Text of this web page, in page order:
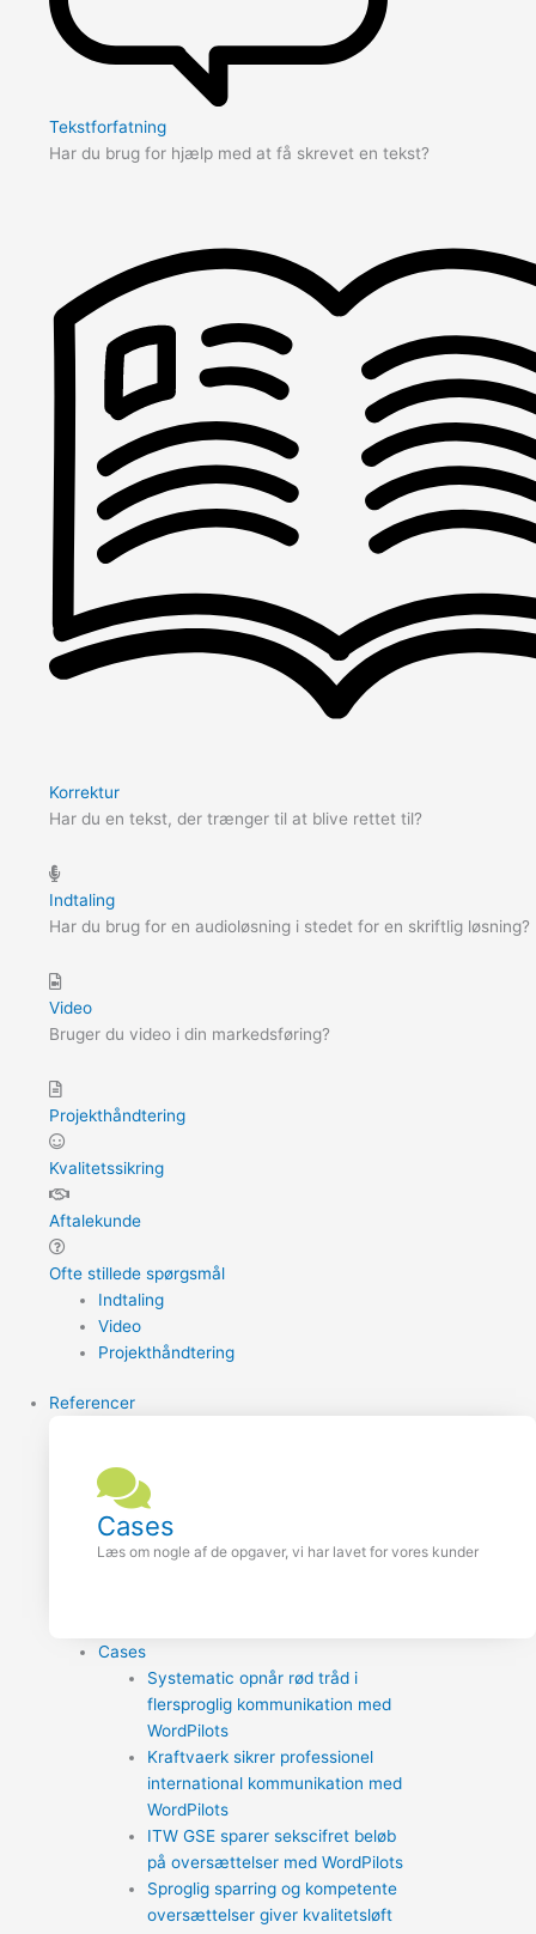
Tekstforfatning
Har du brug for hjælp med at få skrevet en tekst?
Korrektur
Har du en tekst, der trænger til at blive rettet til?
Indtaling
Har du brug for en audioløsning i stedet for en skriftlig løsning?
Video
Bruger du video i din markedsføring?
Projekthåndtering
Kvalitetssikring
Aftalekunde
Ofte stillede spørgsmål
Indtaling
Video
Projekthåndtering
Referencer
Cases
Læs om nogle af de opgaver, vi har lavet for vores kunder
Cases
Systematic opnår rød tråd i
flersproglig kommunikation med
WordPilots
Kraftvaerk sikrer professionel
international kommunikation med
WordPilots
ITW GSE sparer sekscifret beløb
på oversættelser med WordPilots
Sproglig sparring og kompetente
oversættelser giver kvalitetsløft